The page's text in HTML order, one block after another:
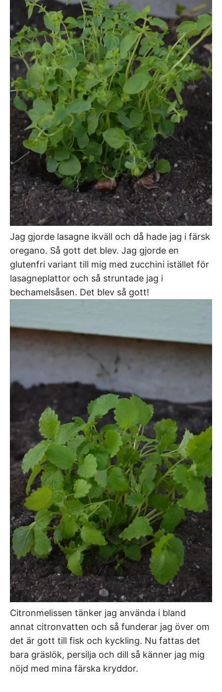
Jag gjorde lasagne ikväll och då hade jag i färsk
oregano. Så gott det blev. Jag gjorde en
glutenfri variant till mig med zucchini istället för
lasagneplattor och så struntade jag i
bechamelsåsen. Det blev så gott!
Citronmelissen tänker jag använda i bland
annat citronvatten och så funderar jag över om
det är gott till fisk och kyckling. Nu fattas det
bara gräslök, persilja och dill så känner jag mig
nöjd med mina färska kryddor.